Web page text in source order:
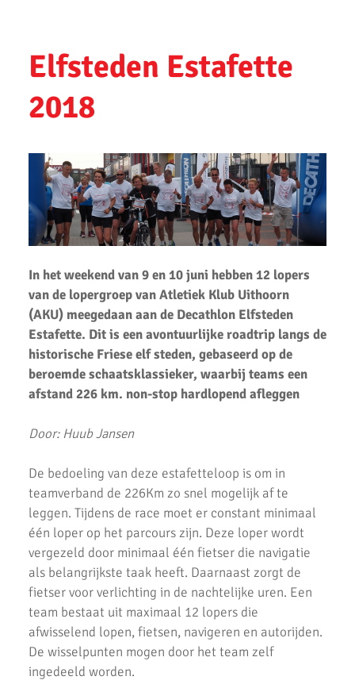
Amsterdam Marathon 2023
Ronald Velten slaagt voor looptrainer examen
Uithoorns Mooiste de Loop 2023 weer geweldig loopfeest
Zilveren Turfloop 2022
Wijnmarathon met AKU
Uitslagen Uithoorns Mooiste 2022
Uitslagen Weekend 09 April 2022
Uitslagen Weekend 2 April 2022
Uitslagen Weekend 27 Maart 2022
Uitslagen Weekend 20 Maart 2022
Uitslagen 21 November 2021
Uitslagen 6 & 7 November 2021
Top Prestaties AKU op Marathon & Triathlon
6 nieuwe club records op 1 avond
Uitslagen 3000m & 5000m Test
Uitslagen 12 Minuten Test (Februari 2021)
Elfsteden Estafette
2018
In het weekend van 9 en 10 juni hebben 12 lopers
van de lopergroep van Atletiek Klub Uithoorn
(AKU) meegedaan aan de Decathlon Elfsteden
Estafette. Dit is een avontuurlijke roadtrip langs de
historische Friese elf steden, gebaseerd op de
beroemde schaatsklassieker, waarbij teams een
afstand 226 km. non-stop hardlopend afleggen
Door: Huub Jansen
De bedoeling van deze estafetteloop is om in
teamverband de 226Km zo snel mogelijk af te
leggen. Tijdens de race moet er constant minimaal
één loper op het parcours zijn. Deze loper wordt
vergezeld door minimaal één fietser die navigatie
als belangrijkste taak heeft. Daarnaast zorgt de
fietser voor verlichting in de nachtelijke uren. Een
team bestaat uit maximaal 12 lopers die
afwisselend lopen, fietsen, navigeren en autorijden.
De wisselpunten mogen door het team zelf
ingedeeld worden.